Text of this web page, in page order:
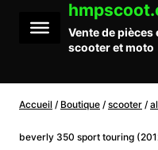
contenu
Vente de
scooter et moto
Accueil / Boutique / scooter /
beverly 350 sport touring